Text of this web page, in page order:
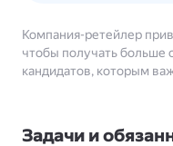
Компания-ретейлер
чтобы получать больше
кандидатов, которым
Задачи и